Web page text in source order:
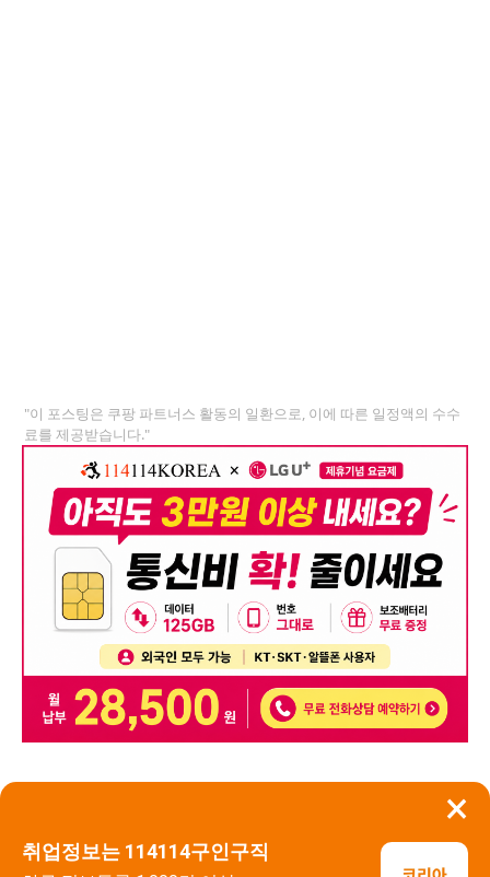
×
취업정보는 114114구인구직
"이 포스팅은 쿠팡 파트너스 활동의 일환으로, 이에 따른 일정액의 수수
료를 제공받습니다."